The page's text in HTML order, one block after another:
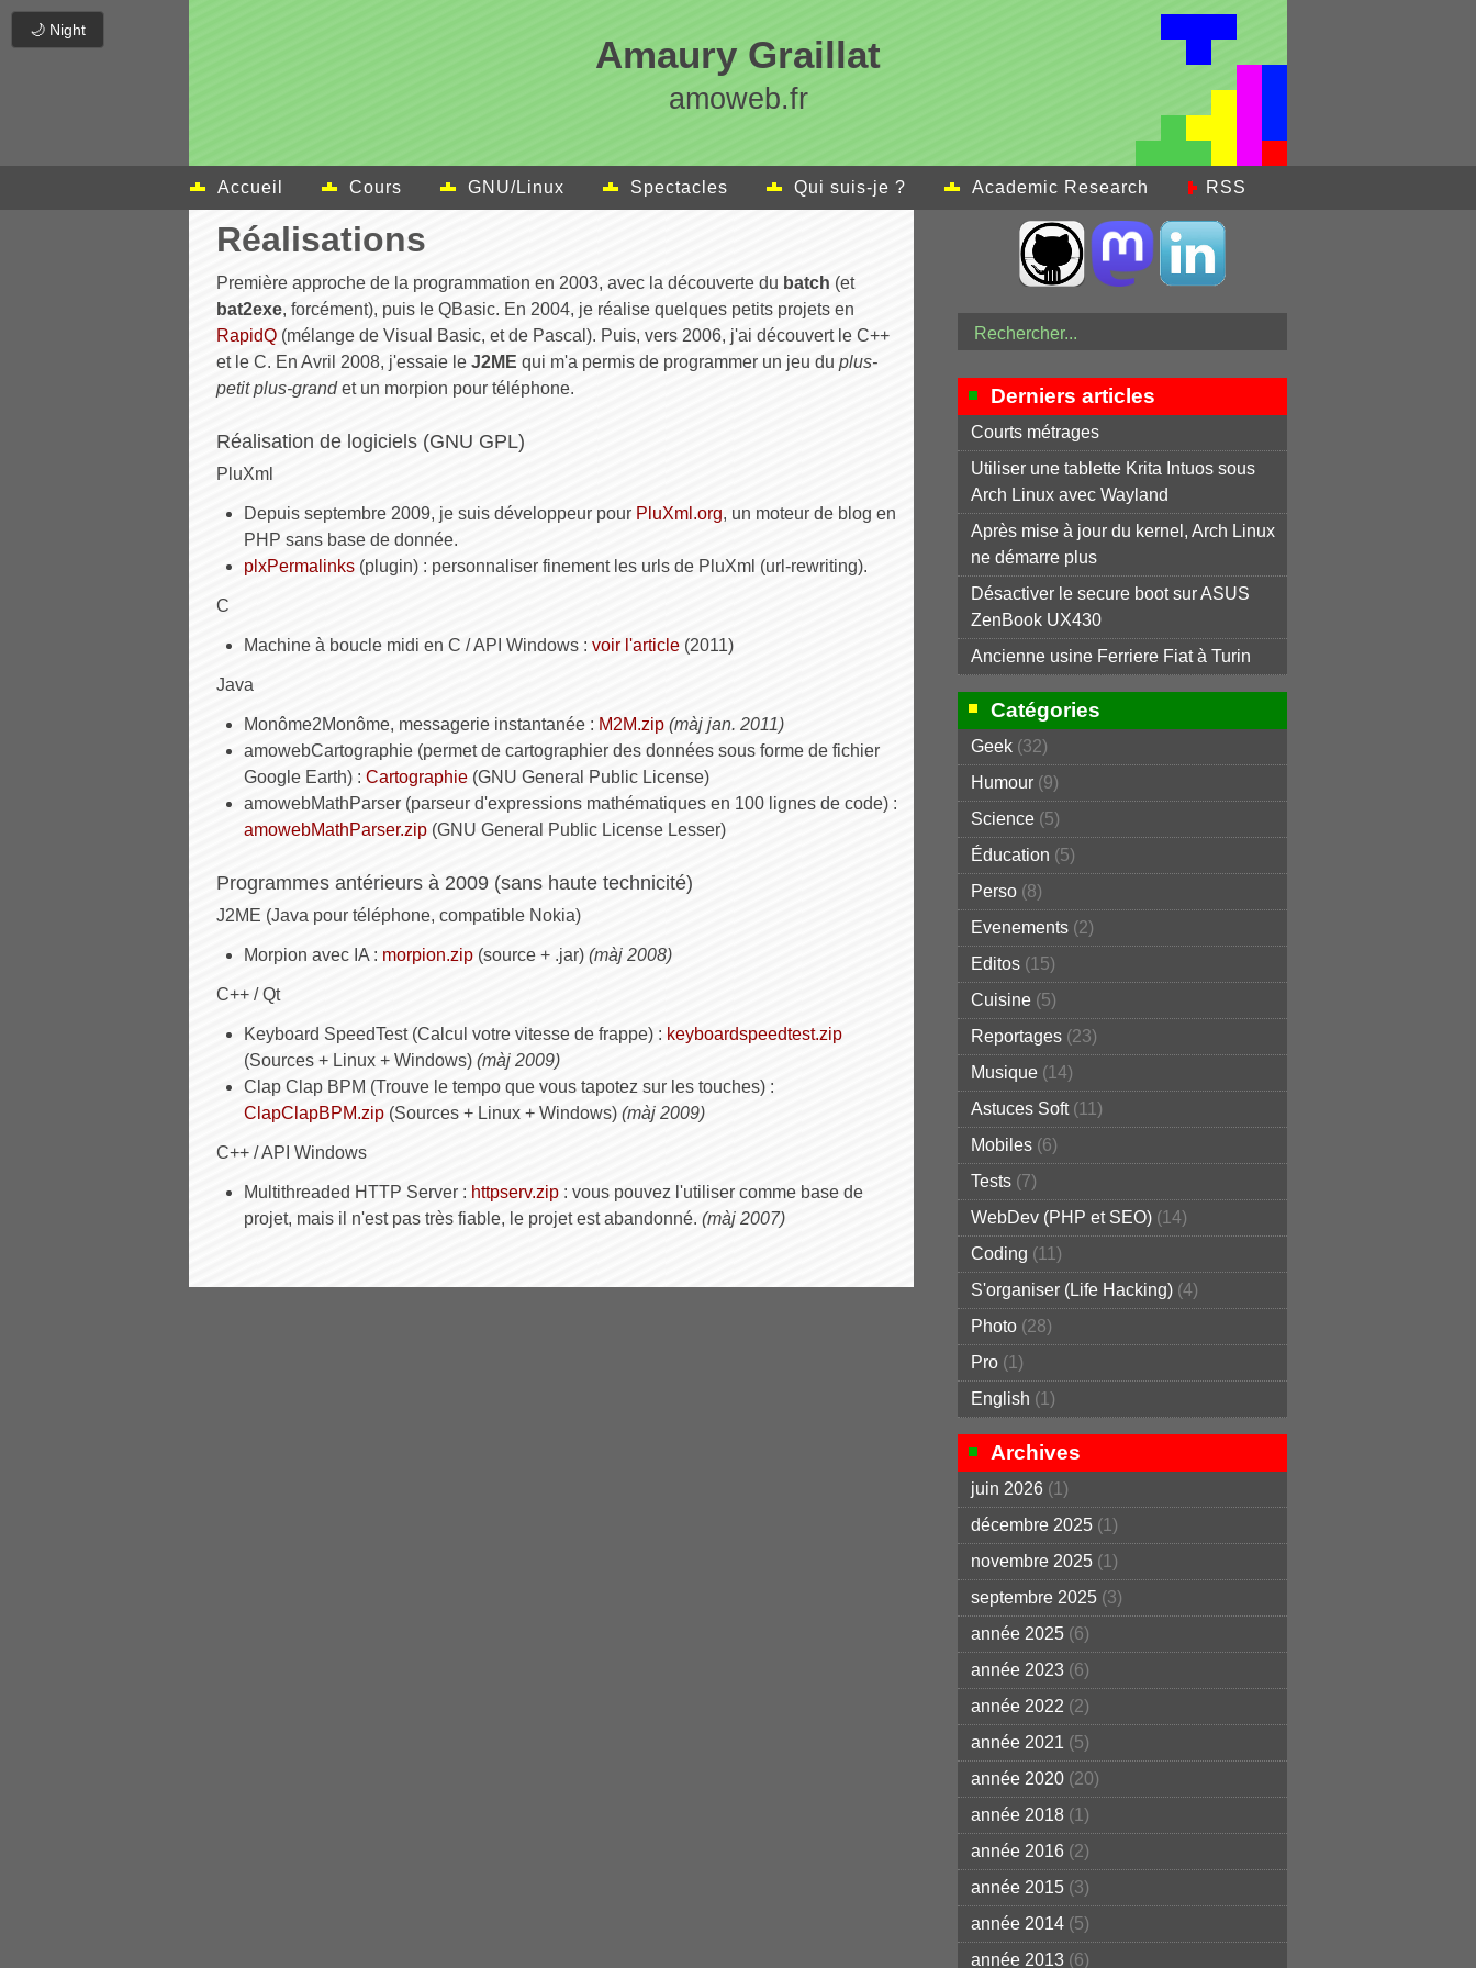
🌙 Night
Amaury Graillat
amoweb.fr
Accueil Cours GNU/Linux Spectacles Qui suis-je ? Academic Research RSS
Réalisations
Première approche de la programmation en 2003, avec la découverte du batch (et
bat2exe, forcément), puis le QBasic. En 2004, je réalise quelques petits projets en
RapidQ (mélange de Visual Basic, et de Pascal). Puis, vers 2006, j'ai découvert le C++
et le C. En Avril 2008, j'essaie le J2ME qui m'a permis de programmer un jeu du plus-
petit plus-grandet un morpion pour téléphone.
Réalisation de logiciels (GNU GPL)
PluXml
Depuis septembre 2009, je suis développeur pour PluXml.org, un moteur de blog en
PHP sans base de donnée.
plxPermalinks (plugin) : personnaliser finement les urls de PluXml (url-rewriting).
C
Machine à boucle midi en C / API Windows : voir l'article (2011)
Java
Monôme2Monôme, messagerie instantanée : M2M.zip (màj jan. 2011)
amowebCartographie (permet de cartographier des données sous forme de fichier
Google Earth) : Cartographie (GNU General Public License)
amowebMathParser (parseur d'expressions mathématiques en 100 lignes de code) :
amowebMathParser.zip (GNU General Public License Lesser)
Programmes antérieurs à 2009 (sans haute technicité)
J2ME (Java pour téléphone, compatible Nokia)
Morpion avec IA : morpion.zip (source + .jar) (màj 2008)
C++ / Qt
Keyboard SpeedTest (Calcul votre vitesse de frappe) : keyboardspeedtest.zip
(Sources + Linux + Windows) (màj 2009)
Clap Clap BPM (Trouve le tempo que vous tapotez sur les touches) :
ClapClapBPM.zip (Sources + Linux + Windows) (màj 2009)
C++ / API Windows
Multithreaded HTTP Server : httpserv.zip : vous pouvez l'utiliser comme base de
projet, mais il n'est pas très fiable, le projet est abandonné. (màj 2007)
Derniers articles
Courts métrages
Utiliser une tablette Krita Intuos sous
Arch Linux avec Wayland
Après mise à jour du kernel, Arch Linux
ne démarre plus
Désactiver le secure boot sur ASUS
ZenBook UX430
Ancienne usine Ferriere Fiat à Turin
Catégories
Geek (32)
Humour (9)
Science (5)
Éducation (5)
Perso (8)
Evenements (2)
Editos (15)
Cuisine (5)
Reportages (23)
Musique (14)
Astuces Soft(11)
Mobiles (6)
Tests (7)
WebDev (PHP et SEO) (14)
Coding (11)
S'organiser (Life Hacking) (4)
Photo (28)
Pro (1)
English (1)
Archives
juin 2026 (1)
décembre 2025 (1)
novembre 2025 (1)
septembre 2025 (3)
année 2025 (6)
année 2023 (6)
année 2022 (2)
année 2021 (5)
année 2020 (20)
année 2018 (1)
année 2016 (2)
année 2015 (3)
année 2014 (5)
année 2013 (6)